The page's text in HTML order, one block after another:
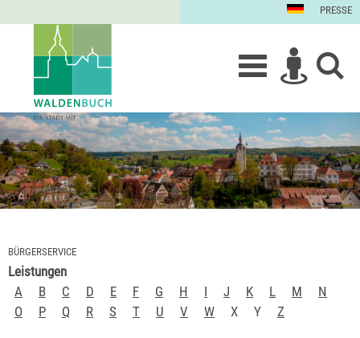
PRESSE
BÜRGERSERVICE
Leistungen
A
B C D E F G H I J K L M
N
O
P Q R S T U V W X Y Z